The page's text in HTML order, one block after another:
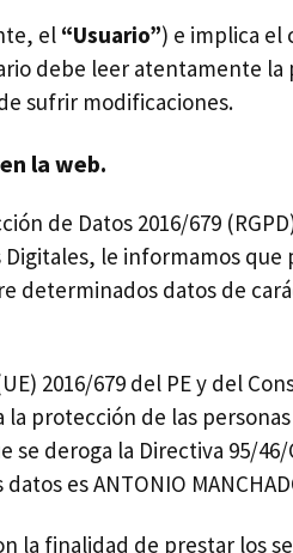
el “Usuario”) e implica el
debe leer atentamente
sufrir modificaciones.
la web.
de Datos 2016/679
le informamos
determinados datos de
2016/679 del PE y del
protección de las
se deroga la Directiva 95/
datos es ANTONIO
la finalidad de prestar los